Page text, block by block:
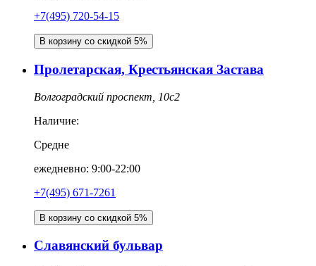
+7(495) 720-54-15
В корзину со скидкой 5%
Пролетарская, Крестьянская Застава
Волгоградский проспект, 10с2
Наличие:
Средне
ежедневно: 9:00-22:00
+7(495) 671-7261
В корзину со скидкой 5%
Славянский бульвар